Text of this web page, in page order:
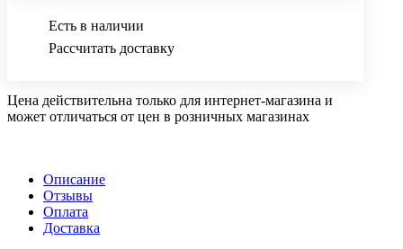
Есть в наличии
Рассчитать доставку
Цена действительна только для интернет-магазина и
может отличаться от цен в розничных магазинах
Описание
Отзывы
Оплата
Доставка